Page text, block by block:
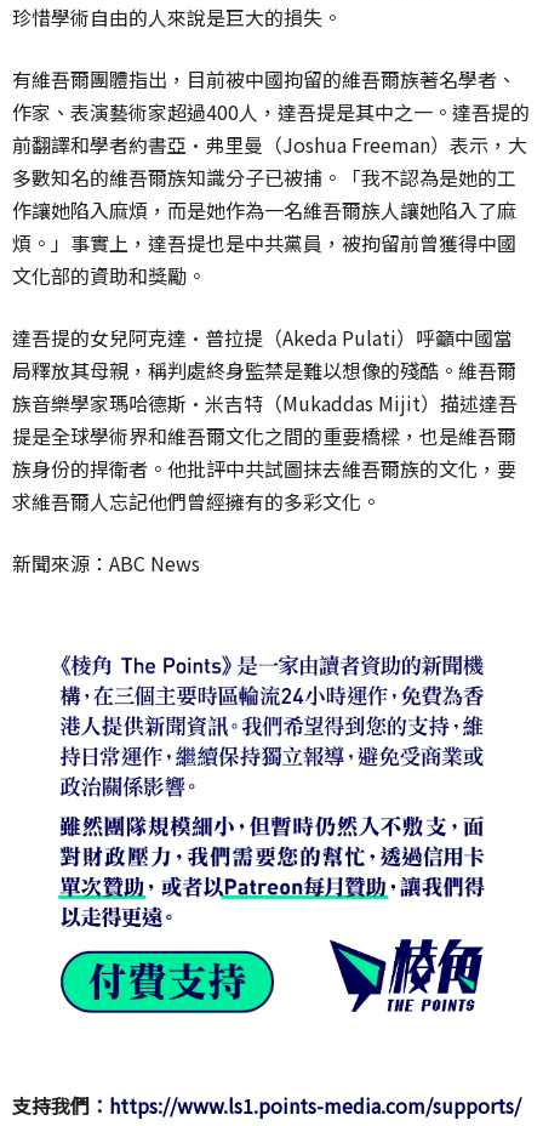
珍惜學術自由的人來說是巨大的損失。
有維吾爾團體指出，目前被中國拘留的維吾爾族著名學者、
作家、表演藝術家超過400人，達吾提是其中之一。達吾提的
前翻譯和學者約書亞·弗里曼（Joshua Freeman）表示，大
多數知名的維吾爾族知識分子已被捕。「我不認為是她的工
作讓她陷入麻煩，而是她作為一名維吾爾族人讓她陷入了麻
煩。」事實上，達吾提也是中共黨員，被拘留前曾獲得中國
文化部的資助和獎勵。
達吾提的女兒阿克達·普拉提（Akeda Pulati）呼籲中國當
局釋放其母親，稱判處終身監禁是難以想像的殘酷。維吾爾
族音樂學家瑪哈德斯·米吉特（Mukaddas Mijit）描述達吾
提是全球學術界和維吾爾文化之間的重要橋樑，也是維吾爾
族身份的捍衛者。他批評中共試圖抹去維吾爾族的文化，要
求維吾爾人忘記他們曾經擁有的多彩文化。
新聞來源：ABC News
支持我們： https://www.ls1.points-media.com/supports/